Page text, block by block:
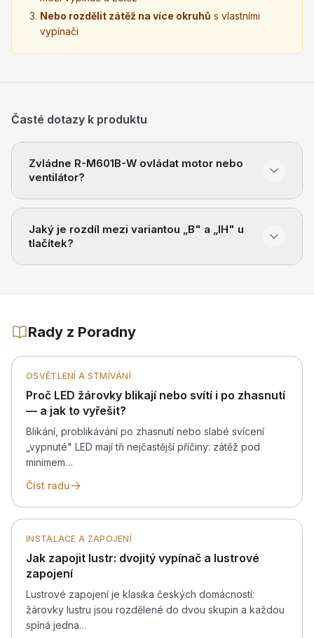
Nebo rozdělit zátěž na více okruhů s vlastními
vypínači
Časté dotazy k produktu
Zvládne R-M601B-W ovládat motor nebo
ventilátor?
Jaký je rozdíl mezi variantou „B" a „IH" u
tlačítek?
Rady z Poradny
OSVĚTLENÍ A STMÍVÁNÍ
Proč LED žárovky blikají nebo svítí i po zhasnutí
— a jak to vyřešit?
Blikání, problikávání po zhasnutí nebo slabé svícení
„vypnuté" LED mají tři nejčastější příčiny: zátěž pod
minimem…
Číst radu
INSTALACE A ZAPOJENÍ
Jak zapojit lustr: dvojitý vypínač a lustrové
zapojení
Lustrové zapojení je klasika českých domácností:
žárovky lustru jsou rozdělené do dvou skupin a každou
spíná jedna…